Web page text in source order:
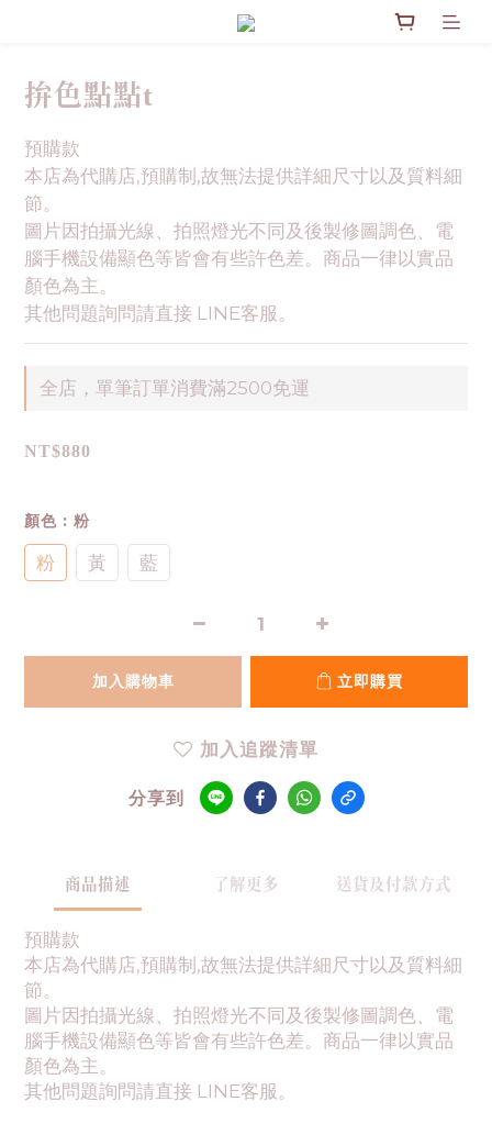
拚色點點t
預購款
本店為代購店,預購制,故無法提供詳細尺寸以及質料細
節。
圖片因拍攝光線、拍照燈光不同及後製修圖調色、電
腦手機設備顯色等皆會有些許色差。商品一律以實品
顏色為主。
其他問題詢問請直接 LINE客服。
全店，單筆訂單消費滿2500免運
NT$880
顏色 : 粉
粉 黃 藍
加入購物車 立即購買
加入追蹤清單
分享到
商品描述 了解更多 送貨及付款方式
預購款
本店為代購店,預購制,故無法提供詳細尺寸以及質料細
節。
圖片因拍攝光線、拍照燈光不同及後製修圖調色、電
腦手機設備顯色等皆會有些許色差。商品一律以實品
顏色為主。
其他問題詢問請直接 LINE客服。